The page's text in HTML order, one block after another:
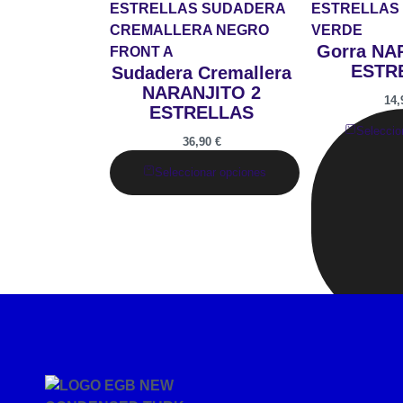
Sudadera Cremallera
NARANJITO 2
ESTRELLAS
36,90 €
Seleccionar opciones
Gorra